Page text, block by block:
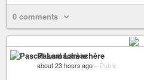
0 comments
Pascal Lamachère
about 23 hours ago – Public